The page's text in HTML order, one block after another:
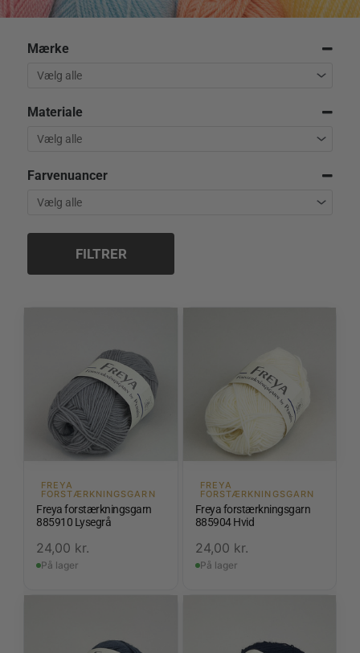
Mærke
Materiale
Farvenuancer
FILTRER
FREYA
FORSTÆRKNINGSGARN
Freya forstærkningsgarn
885910 Lysegrå
24,00 kr.
På lager
FREYA
FORSTÆRKNINGSGARN
Freya forstærkningsgarn
885904 Hvid
24,00 kr.
På lager